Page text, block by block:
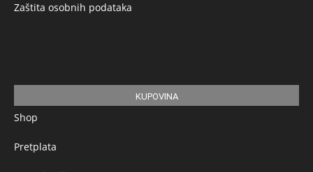
Zaštita osobnih podataka
KUPOVINA
Shop
Pretplata